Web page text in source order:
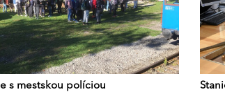
s mestskou políciou